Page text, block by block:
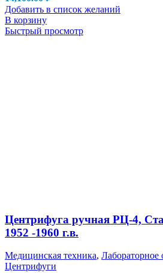
Добавить в список желаний
В корзину
Быстрый просмотр
Центрифуга ручная РЦ-4,
1952 -1960 г.в.
Медицинская техника, Лабораторное
Центрифуги